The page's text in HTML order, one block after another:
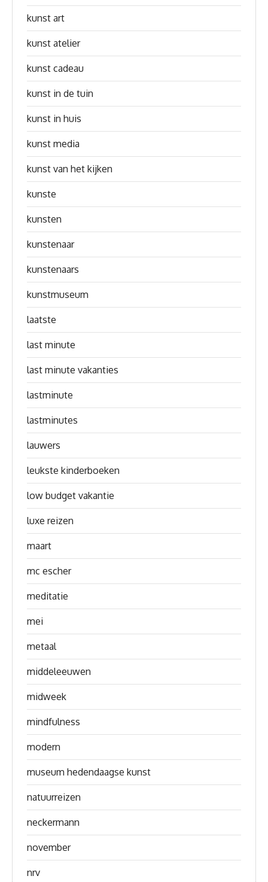
kunst art
kunst atelier
kunst cadeau
kunst in de tuin
kunst in huis
kunst media
kunst van het kijken
kunste
kunsten
kunstenaar
kunstenaars
kunstmuseum
laatste
last minute
last minute vakanties
lastminute
lastminutes
lauwers
leukste kinderboeken
low budget vakantie
luxe reizen
maart
mc escher
meditatie
mei
metaal
middeleeuwen
midweek
mindfulness
modern
museum hedendaagse kunst
natuurreizen
neckermann
november
nrv